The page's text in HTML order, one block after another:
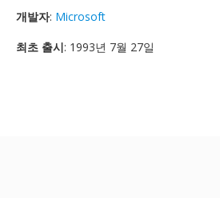
개발자: Microsoft
최초 출시: 1993년 7월 27일